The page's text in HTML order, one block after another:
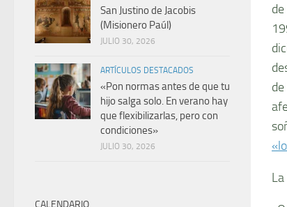
La
San Justino de Jacobis
(Misionero Paúl)
JULIO 30, 2026
ARTÍCULOS DESTACADOS
«Pon normas antes de que tu
hijo salga solo. En verano hay
que flexibilizarlas, pero con
condiciones»
JULIO 30, 2026
CALENDARIO